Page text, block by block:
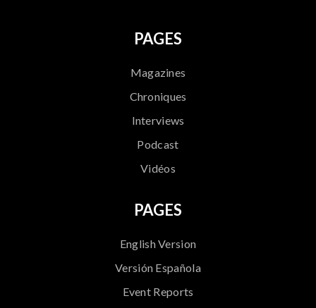
PAGES
Magazines
Chroniques
Interviews
Podcast
Vidéos
PAGES
English Version
Versión Española
Event Reports